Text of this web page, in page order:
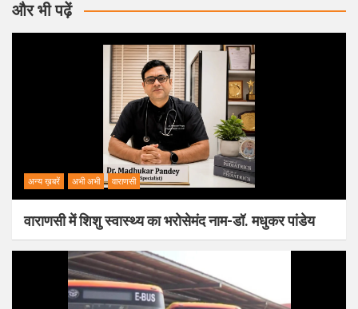
और भी पढ़ें
अन्य ख़बरें अभी अभी वाराणसी
वाराणसी में शिशु स्वास्थ्य का भरोसेमंद नाम-डॉ. मधुकर पांडेय